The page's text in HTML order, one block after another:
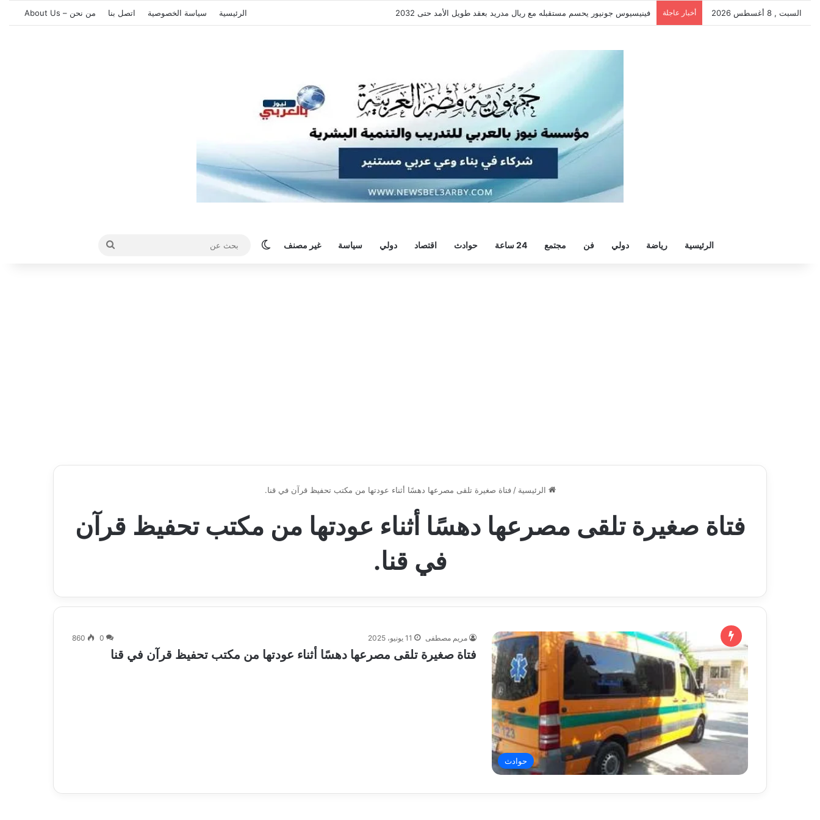
السبت , 8 أغسطس 2026 أخبار عاجلة فينيسيوس جونيور يحسم مستقبله مع ريال مدريد بعقد طويل الأمد حتى 2032 الرئيسية سياسة الخصوصية اتصل بنا من نحن – About Us
الرئيسية رياضة دولي فن مجتمع 24 ساعة حوادث اقتصاد دولي سياسة غير مصنف الوضع المظلم
بحث
الرئيسية / فتاة صغيرة تلقى مصرعها دهسًا أثناء عودتها من مكتب تحفيظ قرآن في قنا.
فتاة صغيرة تلقى مصرعها دهسًا أثناء عودتها من مكتب تحفيظ قرآن
في قنا.
حوادث
مريم مصطفى 11 يونيو، 2025 0
860
فتاة صغيرة تلقى مصرعها دهسًا أثناء عودتها من مكتب تحفيظ قرآن في قنا